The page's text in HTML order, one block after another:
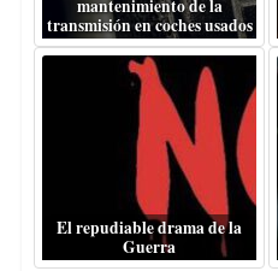
mantenimiento de la
transmisión en coches usados
El repudiable drama de la
Guerra